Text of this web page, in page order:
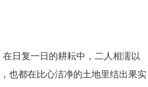
日复一日的耕耘中，二人相濡以
也都在比心洁净的土地里结出果实